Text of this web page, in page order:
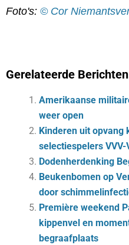
Foto's: © Cor
Gerelateerde
Amerikaanse
weer open
Kinderen uit opvang
selectiespelers VVV-
Dodenherdenking
Beukenbomen op
door
Première weekend
kippenvel en
begraafplaats